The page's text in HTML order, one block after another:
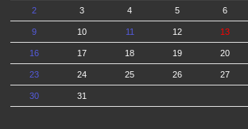
2 3 4 5 6
9 10 11 12 13
16 17 18 19 20
23 24 25 26 27
30 31